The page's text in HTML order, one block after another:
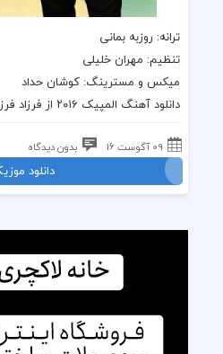
ترانه: روزبه بمانی
تنظیم: مهران خلیلی
میکس و مسترینگ: کوشان حداد
دانلود آهنگ المپیک ۲۰۱۶ از فرزاد
09 آگوست 16 بدون دیدگاه
دانلود